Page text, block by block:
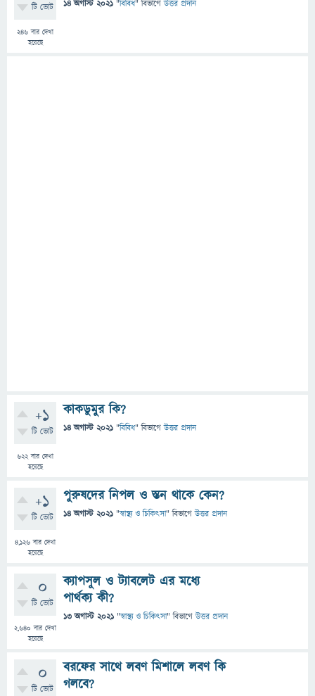
টি ভোট
246 বার দেখা
হয়েছে
14 অগাস্ট 2021 "বিবিধ" বিভাগে উত্তর প্রদান
+1
টি ভোট
622বার দেখা
হয়েছে
কাকডুমুর কি?
14 অগাস্ট 2021 "বিবিধ" বিভাগে উত্তর প্রদান
+1
টি ভোট
4,126 বার দেখা
হয়েছে
পুরুষদের নিপল ও স্তন থাকে কেন?
14 অগাস্ট 2021 "স্বাস্থ্য ও চিকিৎসা" বিভাগে উত্তর প্রদান
0
টি ভোট
2,640 বার দেখা
হয়েছে
ক্যাপসুল ও ট্যাবলেট এর মধ্যে
পার্থক্য কী?
13 অগাস্ট 2021 "স্বাস্থ্য ও চিকিৎসা" বিভাগে উত্তর প্রদান
0
টি ভোট
বরফের সাথে লবণ মিশালে লবণ কি
গলবে?